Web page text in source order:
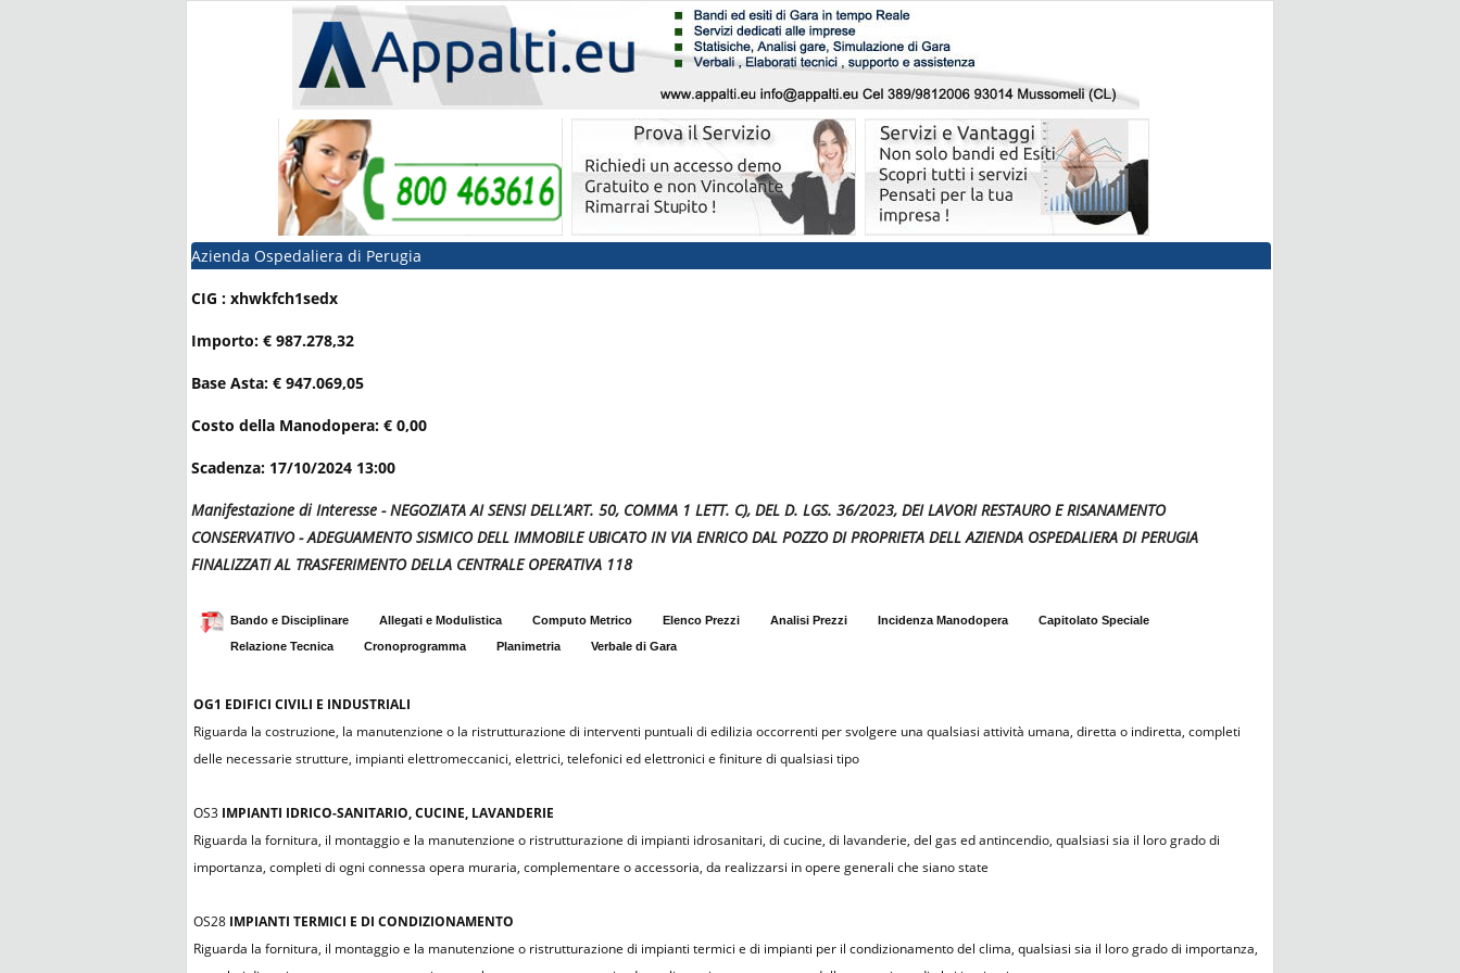
Azienda Ospedaliera di Perugia
CIG : xhwkfch1sedx
Importo: € 987.278,32
Base Asta: € 947.069,05
Costo della Manodopera: € 0,00
Scadenza: 17/10/2024 13:00
Manifestazione di Interesse - NEGOZIATA AI SENSI DELL’ART. 50, COMMA 1 LETT. C), DEL D. LGS. 36/2023, DEI LAVORI RESTAURO E RISANAMENTO
CONSERVATIVO - ADEGUAMENTO SISMICO DELL IMMOBILE UBICATO IN VIA ENRICO DAL POZZO DI PROPRIETA DELL AZIENDA OSPEDALIERA DI PERUGIA
FINALIZZATI AL TRASFERIMENTO DELLA CENTRALE OPERATIVA 118
Bando e Disciplinare Allegati e Modulistica Computo Metrico Elenco Prezzi Analisi Prezzi Incidenza Manodopera
Capitolato Speciale
Relazione Tecnica
Cronoprogramma Planimetria Verbale di Gara
OG1 EDIFICI CIVILI E INDUSTRIALI
Riguarda la costruzione, la manutenzione o la ristrutturazione di interventi puntuali di edilizia occorrenti per svolgere una qualsiasi attività umana, diretta o indiretta, completi
delle necessarie strutture, impianti elettromeccanici, elettrici, telefonici ed elettronici e finiture di qualsiasi tipo
OS3 IMPIANTI IDRICO-SANITARIO, CUCINE, LAVANDERIE
Riguarda la fornitura, il montaggio e la manutenzione o ristrutturazione di impianti idrosanitari, di cucine, di lavanderie, del gas ed antincendio, qualsiasi sia il loro grado di
importanza, completi di ogni connessa opera muraria, complementare o accessoria, da realizzarsi in opere generali che siano state
OS28 IMPIANTI TERMICI E DI CONDIZIONAMENTO
Riguarda la fornitura, il montaggio e la manutenzione o ristrutturazione di impianti termici e di impianti per il condizionamento del clima, qualsiasi sia il loro grado di importanza,